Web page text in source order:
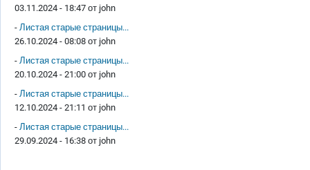
03.11.2024 - 18:47 от john
- Листая старые страницы...
26.10.2024 - 08:08 от john
- Листая старые страницы...
20.10.2024 - 21:00 от john
- Листая старые страницы...
12.10.2024 - 21:11 от john
- Листая старые страницы...
29.09.2024 - 16:38 от john